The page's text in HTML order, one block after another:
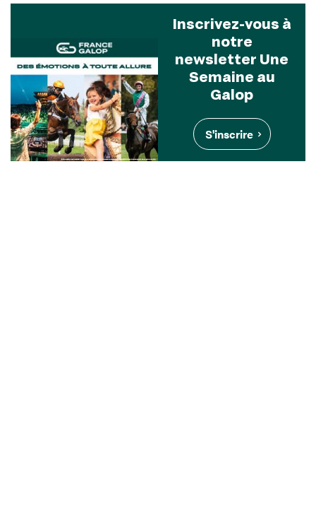
Inscrivez-vous à
notre
newsletter Une
Semaine au
Galop
S'inscrire